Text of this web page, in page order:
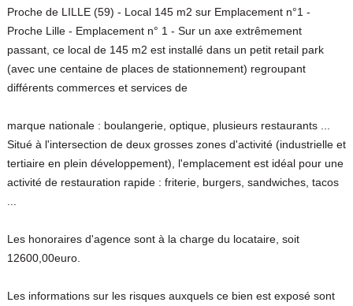
Proche de LILLE (59) - Local 145 m2 sur Emplacement n°1 -
Proche Lille - Emplacement n° 1 - Sur un axe extrêmement
passant, ce local de 145 m2 est installé dans un petit retail park
(avec une centaine de places de stationnement) regroupant
différents commerces et services de
marque nationale : boulangerie, optique, plusieurs restaurants ...
Situé à l'intersection de deux grosses zones d'activité (industrielle et
tertiaire en plein développement), l'emplacement est idéal pour une
activité de restauration rapide : friterie, burgers, sandwiches, tacos
...
Les honoraires d'agence sont à la charge du locataire, soit
12600,00euro.
Les informations sur les risques auxquels ce bien est exposé sont